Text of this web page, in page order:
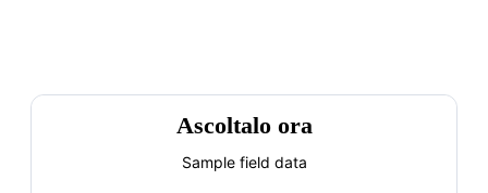
Ascoltalo ora
Sample field data